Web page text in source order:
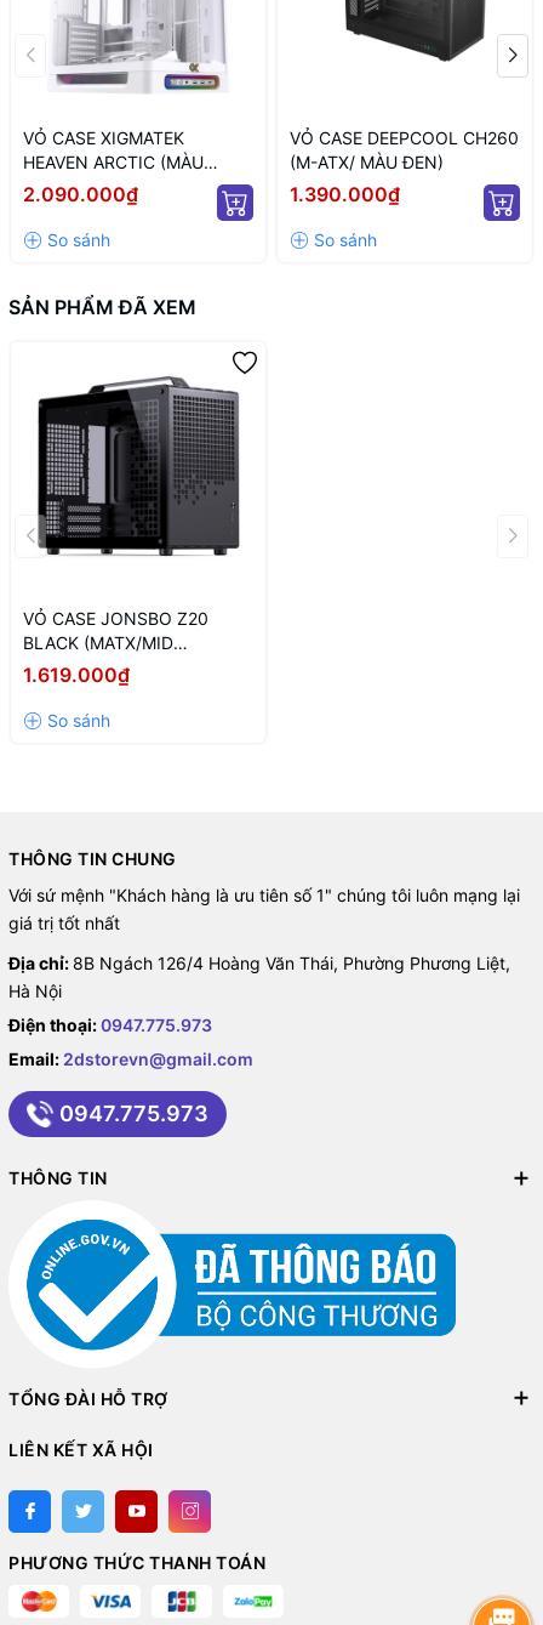
VỎ CASE XIGMATEK
HEAVEN ARCTIC (MÀU
TRẮNG/ ATX)
2.090.000₫
VỎ CASE DEEPCOOL CH260
(M-ATX/ MÀU ĐEN)
1.390.000₫
SẢN PHẨM ĐÃ XEM
VỎ CASE JONSBO Z20
BLACK (MATX/MID
TOWER/MÀU ĐEN)
1.619.000₫
THÔNG TIN CHUNG
Với sứ mệnh "Khách hàng là ưu tiên số 1" chúng tôi luôn mạng lại
giá trị tốt nhất
Địa chỉ: 8B Ngách 126/4 Hoàng Văn Thái, Phường Phương Liệt,
Hà Nội
Điện thoại:0947.775.973
Email: 2dstorevn@gmail.com
0947.775.973
THÔNG TIN
TỔNG ĐÀI HỖ TRỢ
LIÊN KẾT XÃ HỘI
PHƯƠNG THỨC THANH TOÁN